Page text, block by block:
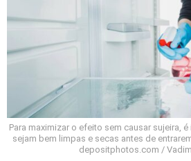
Para maximizar o efeito sem causar sujeira,
sejam bem limpas e secas antes de
depositphotos.com /